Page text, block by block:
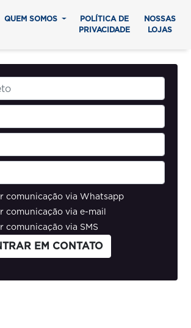
QUEM SOMOS
POLÍTICA DE
PRIVACIDADE
NOSSAS
LOJAS
comunicação via Whatsapp
comunicação via e-mail
comunicação via SMS
EM CONTATO